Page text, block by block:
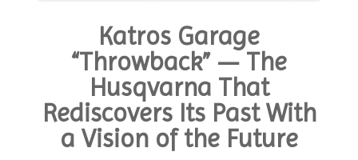
Katros Garage
“Throwback” — The
Husqvarna That
Rediscovers Its Past With
a Vision of the Future